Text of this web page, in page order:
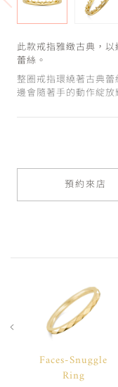
此款戒指雅緻古典，
蕾絲。
整圈戒指環繞著古典
邊會隨著手的動作綻
預約來店
Faces-Snuggle
Ring